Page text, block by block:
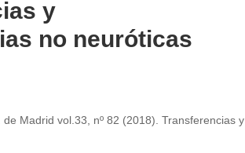
y
no neuróticas
Madrid vol.33, nº 82 (2018). Transferencias y